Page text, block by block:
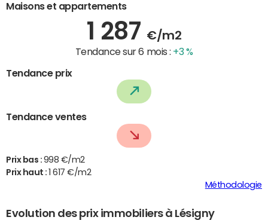
Maisons et appartements
1 287 €/m2
Tendance sur 6 mois : +3 %
Tendance prix
Tendance ventes
Prix bas : 998 €/m2
Prix haut :
1 617 €/m2
Méthodologie
Evolution des prix immobiliers à Lésigny